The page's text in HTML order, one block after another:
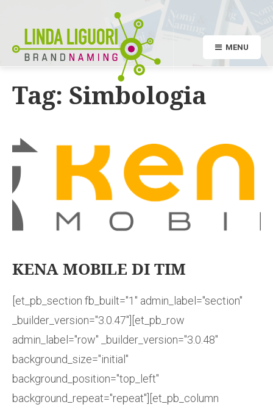
MENU
Tag: Simbologia
KENA MOBILE DI TIM
[et_pb_section fb_built="1" admin_label="section"
_builder_version="3.0.47"][et_pb_row
admin_label="row" _builder_version="3.0.48"
background_size="initial"
background_position="top_left"
background_repeat="repeat"][et_pb_column